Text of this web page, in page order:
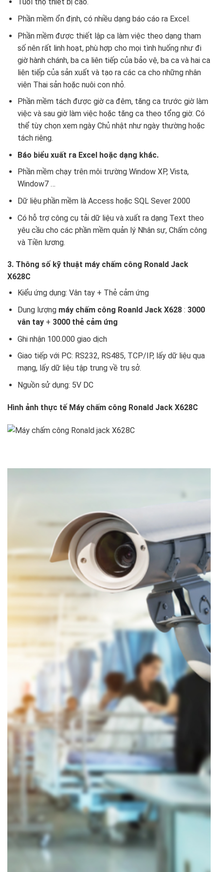
Tuổi thọ thiết bị cao.
Phần mềm ổn định, có nhiều dạng báo cáo ra Excel.
Phần mềm được thiết lập ca làm việc theo dạng tham
số nên rất linh hoạt, phù hợp cho mọi tình huống như đi
giờ hành chánh, ba ca liên tiếp của bảo vệ, ba ca và hai ca
liên tiếp của sản xuất và tạo ra các ca cho những nhân
viên Thai sản hoặc nuôi con nhỏ.
Phần mềm tách được giờ ca đêm, tăng ca trước giờ làm
việc và sau giờ làm việc hoặc tăng ca theo tổng giờ. Có
thể tùy chọn xem ngày Chủ nhật như ngày thường hoặc
tách riêng.
Báo biểu xuất ra Excel hoặc dạng khác.
Phần mềm chạy trên môi trường Window XP, Vista,
Window7 …
Dữ liệu phần mềm là Access hoặc SQL Sever 2000
Có hỗ trợ công cụ tải dữ liệu và xuất ra dạng Text theo
yêu cầu cho các phần mềm quản lý Nhân sự, Chấm công
và Tiền lương.
3. Thông số kỹ thuật máy chấm công Ronald Jack
X628C
Kiểu ứng dụng: Vân tay + Thẻ cảm ứng
Dung lượng máy chấm công Roanld Jack X628: 3000
vân tay+ 3000 thẻ cảm ứng
Ghi nhận 100.000 giao dịch
Giao tiếp với PC: RS232, RS485, TCP/IP, lấy dữ liệu qua
mạng, lấy dữ liệu tập trung về trụ sở.
Nguồn sử dụng: 5V DC
Hình ảnh thực tế Máy chấm công Ronald Jack X628C